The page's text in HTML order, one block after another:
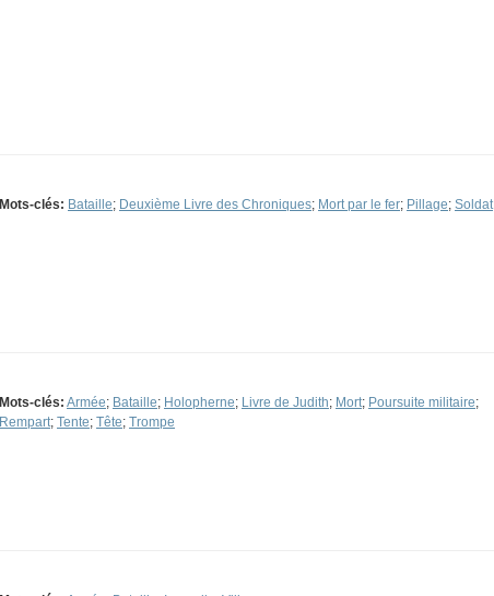
Mots-clés: Bataille; Deuxième Livre des Chroniques; Mort par le fer; Pillage; Soldat
Mots-clés: Armée; Bataille; Holopherne; Livre de Judith; Mort; Poursuite militaire;
Rempart; Tente; Tête; Trompe